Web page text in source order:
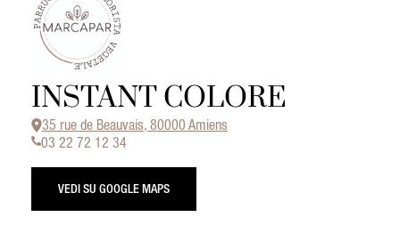
INSTANT COLORE
35 rue de Beauvais, 80000 Amiens
03 22 72 12 34
VEDI SU GOOGLE MAPS